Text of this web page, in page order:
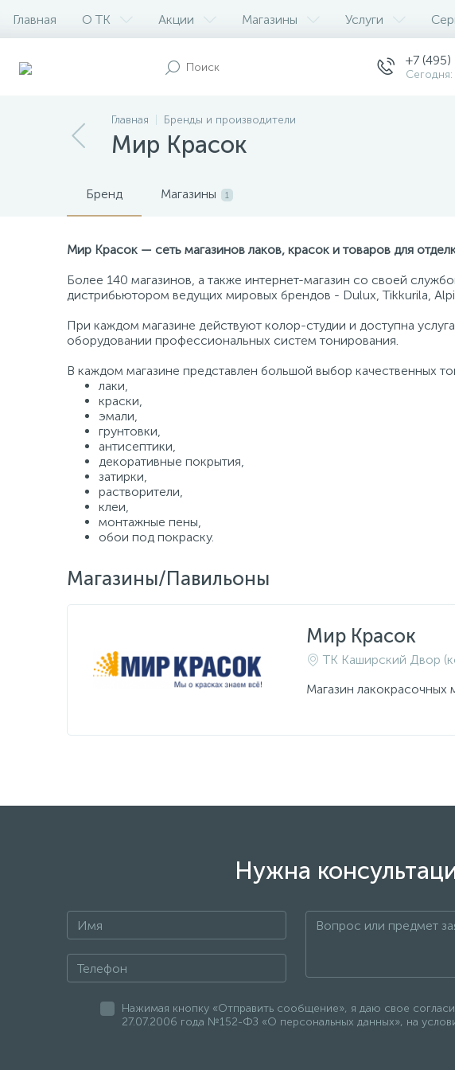
Главная О ТК Акции Магазины Услуги
+7 (495)
Главная Бренды и производители
Мир Красок
Бренд Магазины 1
Мир Красок — сеть магазинов лаков, красок и товаров для
Более 140 магазинов, а также интернет-магазин со своей
дистрибьютором ведущих мировых брендов - Dulux, Tikkurila,
При каждом магазине действуют колор-студии и доступна
оборудовании профессиональных систем тонирования.
В каждом магазине представлен большой выбор качественных
лаки,
краски,
эмали,
грунтовки,
антисептики,
декоративные покрытия,
затирки,
растворители,
клеи,
монтажные пены,
обои под покраску.
Магазины/Павильоны
Мир Красок
ТК Каширский Двор
Магазин лакокрасочных
Нужна
Нажимая кнопку «Отправить сообщение», я даю свое
27.07.2006 года №152-ФЗ «О персональных данных», на